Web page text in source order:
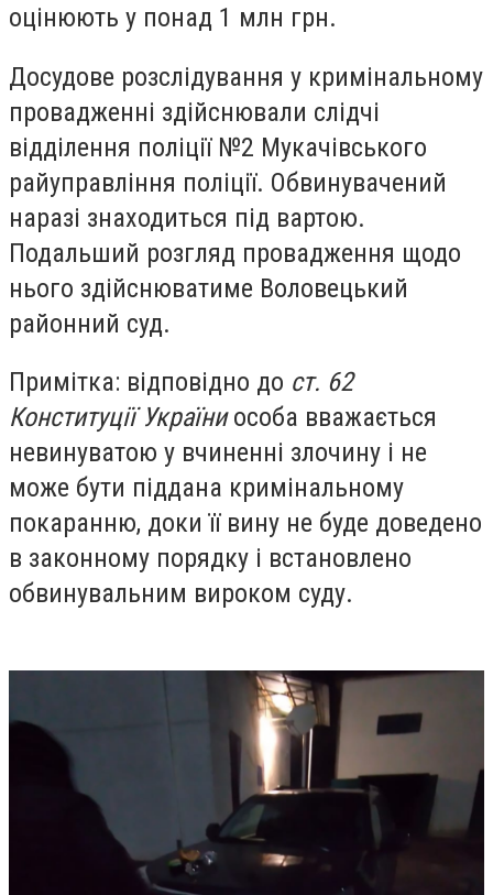
оцінюють у понад 1 млн грн.
Досудове розслідування у кримінальному
провадженні здійснювали слідчі
відділення поліції №2 Мукачівського
райуправління поліції. Обвинувачений
наразі знаходиться під вартою.
Подальший розгляд провадження щодо
нього здійснюватиме Воловецький
районний суд.
Примітка: відповідно до ст. 62
Конституції Україниособа вважається
невинуватою у вчиненні злочину і не
може бути піддана кримінальному
покаранню, доки її вину не буде доведено
в законному порядку і встановлено
обвинувальним вироком суду.